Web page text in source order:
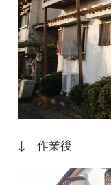
↓ 作業後